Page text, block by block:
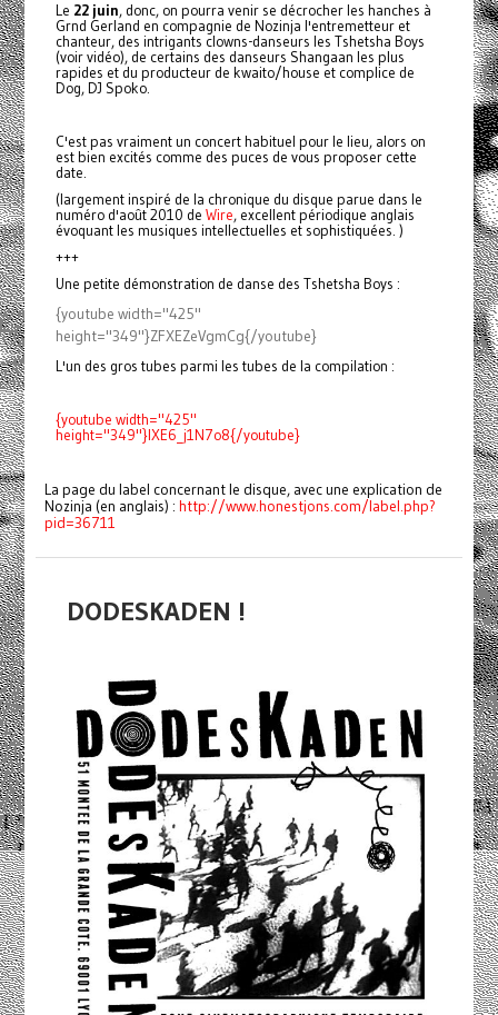
Le 22 juin, donc, on pourra venir se décrocher les hanches à
Grnd Gerland en compagnie de Nozinja l'entremetteur et
chanteur, des intrigants clowns-danseurs les Tshetsha Boys
(voir vidéo), de certains des danseurs Shangaan les plus
rapides et du producteur de kwaito/house et complice de
Dog, DJ Spoko.
C'est pas vraiment un concert habituel pour le lieu, alors on
est bien excités comme des puces de vous proposer cette
date.
(largement inspiré de la chronique du disque parue dans le
numéro d'août 2010 de Wire, excellent périodique anglais
évoquant les musiques intellectuelles et sophistiquées. )
+++
Une petite démonstration de danse des Tshetsha Boys :
{youtube width="425"
height="349"}ZFXEZeVgmCg{/youtube}
L'un des gros tubes parmi les tubes de la compilation :
{youtube width="425"
height="349"}IXE6_j1N7o8{/youtube}
La page du label concernant le disque, avec une explication de
Nozinja (en anglais) : http://www.honestjons.com/label.php?
pid=36711
DODESKADEN !